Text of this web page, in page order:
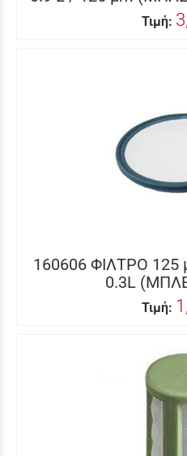
Τιμή:
160606 ΦΙΛΤΡΟ 125
0.3L
Τιμή: